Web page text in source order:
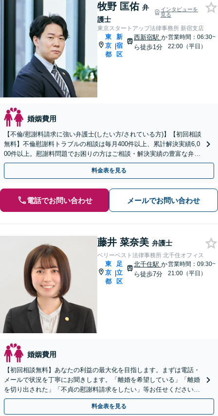
牧野 匡佑 弁
護士
インタビューを
見る
東京スタートアップ法律事務所 新宿支店
東
京
都
|
新
宿
区
西新宿駅 か
ら徒歩1分
営業時間：06:30~
22:00（平日）
婚姻費用
【不倫/慰謝料請求に強い弁護士(したい方/されている方)】【初回相談
無料】不倫慰謝料トラブルの相談は毎月400件以上、累計解決実績6,0
00件以上。慰謝料問題でお困りの方はご相談・解決実績の豊富な弁護
士による無料相談をご利用ください。
料金表を見る
電話でお問い合わせ メールでお問い合わせ
藤井 菜奈美 弁護士
ベリーベスト法律事務所 北千住オフィス
東
京
都
|
足
立
区
北千住駅 か
ら徒歩7分
営業時間：09:30~
21:00（平日）
婚姻費用
【初回相談無料】あなたの利益の最大化を目指します。まずは電話・
メールで状況を丁寧にお聞きします。「離婚を希望している」「離婚
を切り出された」「不貞の慰謝料請求をしたい」等お任せください。
【リーズナブルな料金設定】
料金表を見る